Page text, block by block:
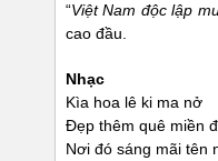
“Việt Nam độc lập
cao đầu.
Nhạc
Kìa hoa lê ki ma nở
Đẹp thêm quê miền
Nơi đó sáng mãi tên